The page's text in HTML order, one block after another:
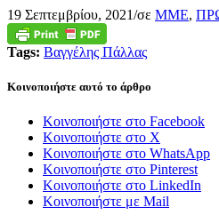
19 Σεπτεμβρίου, 2021/σε ΜΜΕ,
Tags: Βαγγέλης Πάλλας
Κοινοποιήστε αυτό το άρθρο
Κοινοποιήστε στο Facebook
Κοινοποιήστε στο X
Κοινοποιήστε στο WhatsApp
Κοινοποιήστε στο Pinterest
Κοινοποιήστε στο LinkedIn
Κοινοποιήστε με Mail